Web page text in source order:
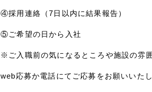
④採用連絡（7日以内に結果報告）
⑤ご希望の日から入社
※ご入職前の気になるところや施設の雰
web応募か電話にてご応募をお願いいたし